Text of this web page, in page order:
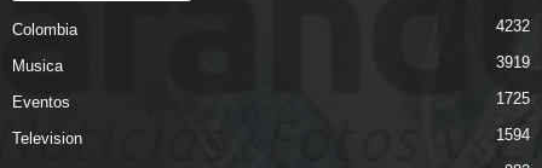
Colombia 4232
Musica 3919
Eventos 1725
Television 1594